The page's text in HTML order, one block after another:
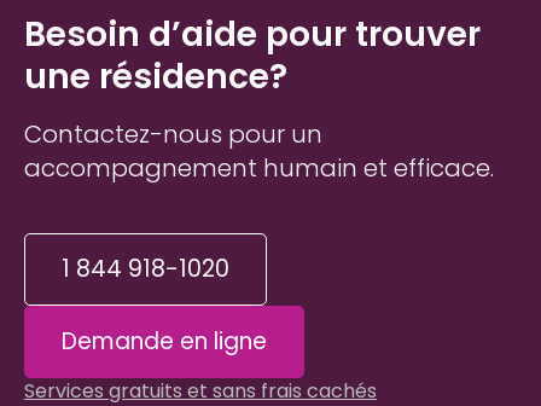
Besoin d’aide pour trouver
une résidence?
Contactez-nous pour un
accompagnement humain et efficace.
1 844 918-1020
Demande en ligne
Services gratuits et sans frais cachés